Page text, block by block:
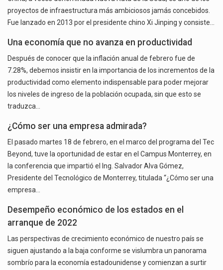
proyectos de infraestructura más ambiciosos jamás concebidos.
Fue lanzado en 2013 por el presidente chino Xi Jinping y consiste…
Una economía que no avanza en productividad
Después de conocer que la inflación anual de febrero fue de
7.28%, debemos insistir en la importancia de los incrementos de la
productividad como elemento indispensable para poder mejorar
los niveles de ingreso de la población ocupada, sin que esto se
traduzca…
¿Cómo ser una empresa admirada?
El pasado martes 18 de febrero, en el marco del programa del Tec
Beyond, tuve la oportunidad de estar en el Campus Monterrey, en
la conferencia que impartió el Ing. Salvador Alva Gómez,
Presidente del Tecnológico de Monterrey, titulada “¿Cómo ser una
empresa…
Desempeño económico de los estados en el
arranque de 2022
Las perspectivas de crecimiento económico de nuestro país se
siguen ajustando a la baja conforme se vislumbra un panorama
sombrío para la economía estadounidense y comienzan a surtir